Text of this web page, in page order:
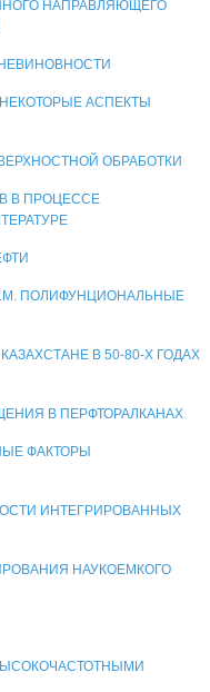
НАПРАВЛЯЮЩЕГО
АСПЕКТЫ
ОБРАБОТКИ
В ПРОЦЕССЕ
ПОЛИФУНЦИОНАЛЬНЫЕ
В 50-80-Х ГОДАХ
В ПЕРФТОРАЛКАНАХ
ФАКТОРЫ
ИНТЕГРИРОВАННЫХ
НАУКОЕМКОГО